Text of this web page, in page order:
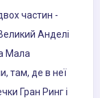
частин -
Анделі
Мала
там, де в неї
Гран Ринг і